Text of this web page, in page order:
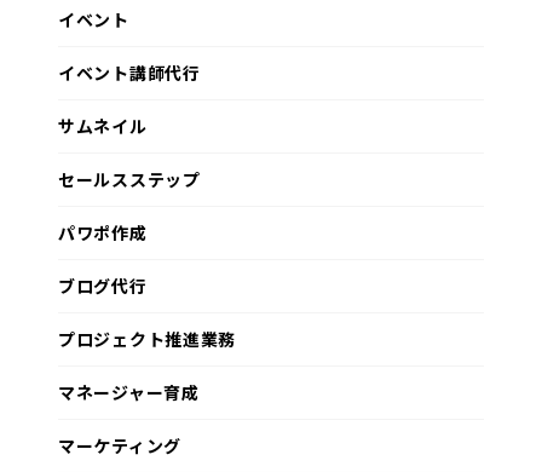
イベント
イベント講師代行
サムネイル
セールスステップ
パワポ作成
ブログ代行
プロジェクト推進業務
マネージャー育成
マーケティング